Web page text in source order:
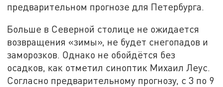
предварительном прогнозе для Петербурга.
Больше в Северной столице не ожидается
возвращения «зимы», не будет снегопадов и
заморозков. Однако не обойдётся без
осадков, как отметил синоптик Михаил Леус.
Согласно предварительному прогнозу, с 3 по 9